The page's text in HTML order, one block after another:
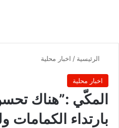
الرئيسية / اخبار محلية
اخبار محلية
المكّي :”هناك
بارتداء الكمامات